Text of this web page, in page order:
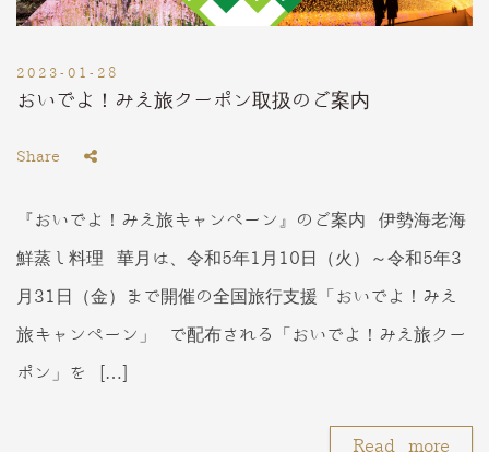
2023-01-28
おいでよ！みえ旅クーポン取扱のご案内
Share
『おいでよ！みえ旅キャンペーン』のご案内 伊勢海老海
鮮蒸し料理 華月は、令和5年1月10日（火）～令和5年3
月31日（金）まで開催の全国旅行支援「おいでよ！みえ
旅キャンペーン」 で配布される「おいでよ！みえ旅クー
ポン」を […]
Read more